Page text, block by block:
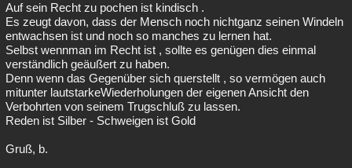
Auf sein Recht zu pochen ist kindisch .
Es zeugt davon, dass der Mensch noch nichtganz seinen Windeln
entwachsen ist und noch so manches zu lernen hat.
Selbst wennman im Recht ist , sollte es genügen dies einmal
verständlich geäußert zu haben.
Denn wenn das Gegenüber sich querstellt , so vermögen auch
mitunter lautstarkeWiederholungen der eigenen Ansicht den
Verbohrten von seinem Trugschluß zu lassen.
Reden ist Silber - Schweigen ist Gold
Gruß, b.